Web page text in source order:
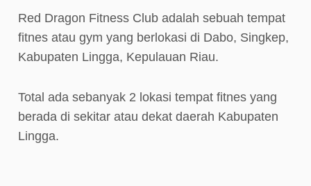
Red Dragon Fitness Club adalah sebuah tempat
fitnes atau gym yang berlokasi di Dabo, Singkep,
Kabupaten Lingga, Kepulauan Riau.
Total ada sebanyak 2 lokasi tempat fitnes yang
berada di sekitar atau dekat daerah Kabupaten
Lingga.